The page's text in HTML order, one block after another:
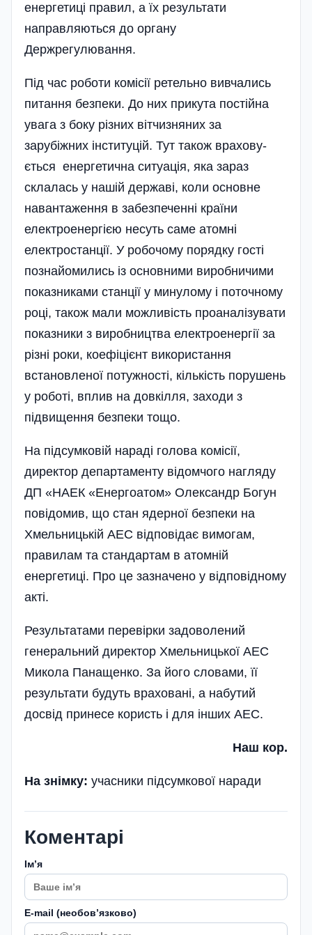
енергетиці правил, а їх результати
направляються до органу
Держрегулювання.
Під час роботи комісії ретельно вивчались
питання безпеки. До них прикута постійна
увага з боку різних вітчизняних за
зарубіжних інституцій. Тут також врахову­
ється енергетична ситуація, яка зараз
склалась у нашій державі, коли основне
навантаження в забезпеченні країни
електроенергією несуть саме атомні
електростанції. У робочому порядку гості
познайомились із основними виробничими
показниками станції у минулому і поточному
році, також мали можливість проаналізувати
показники з виробництва електроенергії за
різні роки, коефіцієнт використання
встановленої потужності, кількість порушень
у роботі, вплив на довкілля, заходи з
підвищення безпеки тощо.
На підсумковій нараді голова комісії,
директор департаменту відомчого нагляду
ДП «НАЕК «Енергоатом» Олександр Богун
пові­домив, що стан ядерної безпеки на
Хмельни­цькій АЕС відповідає вимогам,
правилам та стандартам в атомній
енергетиці. Про це за­значено у відповідному
акті.
Результатами перевірки задоволений
генеральний директор Хме­ль­ницької АЕС
Микола Панащенко. За його словами, її
результати будуть враховані, а набутий
досвід принесе користь і для інших АЕС.
Наш кор.
На знімку: учасники підсумкової наради
Коментарі
Імʼя
E-mail (необовʼязково)